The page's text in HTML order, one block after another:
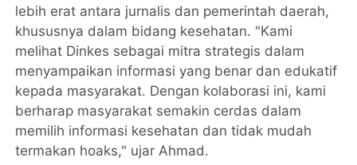
lebih erat antara jurnalis dan pemerintah daerah,
khususnya dalam bidang kesehatan. "Kami
melihat Dinkes sebagai mitra strategis dalam
menyampaikan informasi yang benar dan edukatif
kepada masyarakat. Dengan kolaborasi ini, kami
berharap masyarakat semakin cerdas dalam
memilih informasi kesehatan dan tidak mudah
termakan hoaks," ujar Ahmad.